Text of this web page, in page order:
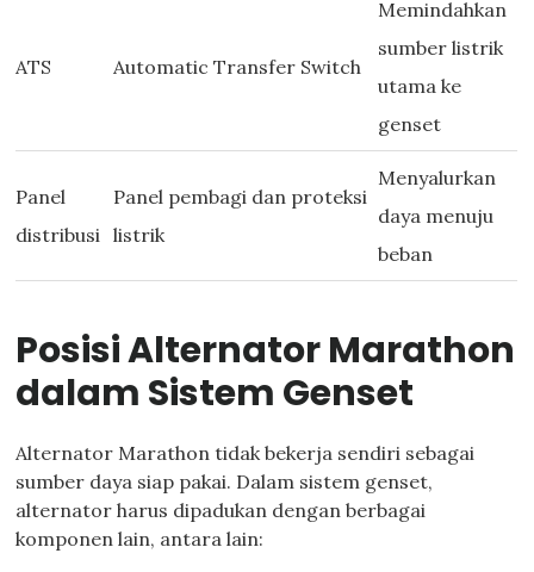
ATS Automatic Transfer Switch
Memindahkan
sumber listrik
utama ke
genset
Panel
distribusi
Panel pembagi dan proteksi
listrik
Menyalurkan
daya menuju
beban
Posisi Alternator Marathon
dalam Sistem Genset
Alternator Marathon tidak bekerja sendiri sebagai
sumber daya siap pakai. Dalam sistem genset,
alternator harus dipadukan dengan berbagai
komponen lain, antara lain: